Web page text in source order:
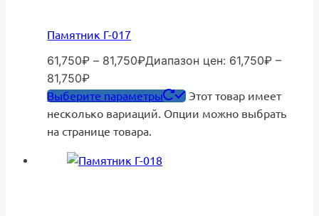
Памятник Г-017
61,750₽ – 81,750₽Диапазон цен: 61,750₽ –
81,750₽
Выберите параметры
Этот товар имеет
несколько вариаций. Опции можно выбрать
на странице товара.